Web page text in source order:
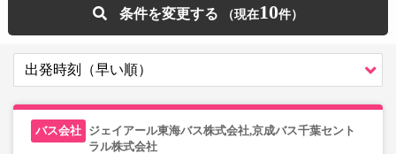
条件を変更する 10
ジェイアール東海バス株式会社,京成バス千葉セント
ラル株式会社